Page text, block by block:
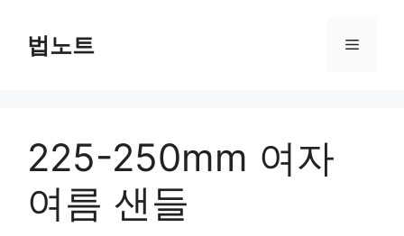
법노트 메
225-250mm 여자
여름 샌들